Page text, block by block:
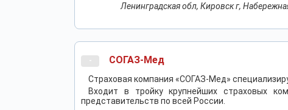
Ленинградская обл, Кировск г,
- СОГАЗ-Мед
Страховая компания «СОГАЗ-Мед»
Входит в тройку крупнейших страховых
представительств по всей России.